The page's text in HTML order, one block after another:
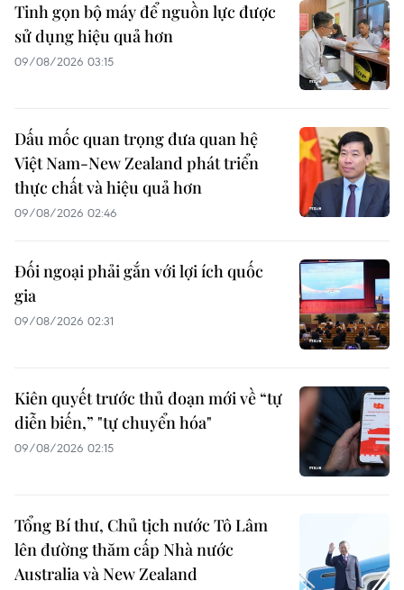
Tinh gọn bộ máy để nguồn lực được
sử dụng hiệu quả hơn
09/08/2026 03:15
Dấu mốc quan trọng đưa quan hệ
Việt Nam-New Zealand phát triển
thực chất và hiệu quả hơn
09/08/2026 02:46
Đối ngoại phải gắn với lợi ích quốc
gia
09/08/2026 02:31
Kiên quyết trước thủ đoạn mới về “tự
diễn biến,” "tự chuyển hóa"
09/08/2026 02:15
Tổng Bí thư, Chủ tịch nước Tô Lâm
lên đường thăm cấp Nhà nước
Australia và New Zealand